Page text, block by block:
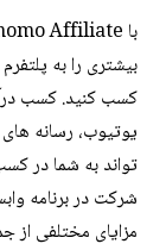
بیشتری را به
کسب کنید. کسب
یوتیوب، رسانه
تواند به شما در
مزایای مختلفی از